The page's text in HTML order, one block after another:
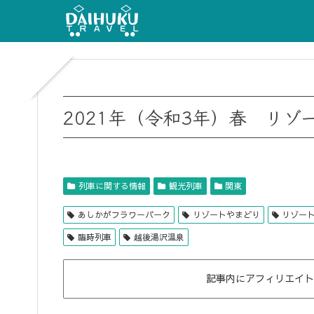
2021年（令和3年）春 リゾ
列車に関する情報 観光列車 関東
あしかがフラワーパーク リゾートやまどり
リゾー
臨時列車
越後湯沢温泉
記事内にアフィリエイ